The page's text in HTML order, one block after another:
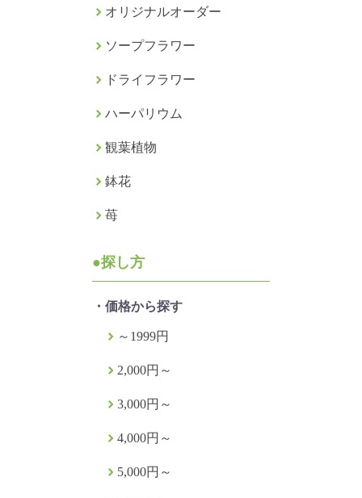
オリジナルオーダー
ソープフラワー
ドライフラワー
ハーパリウム
観葉植物
鉢花
苺
●探し方
・価格から探す
～1999円
2,000円～
3,000円～
4,000円～
5,000円～